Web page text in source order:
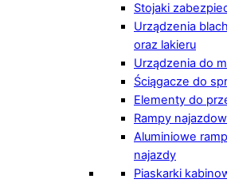
Stojaki
Urządzenia
oraz lakieru
Urządzenia do
Ściągacze do
Elementy do
Rampy
Aluminiowe
najazdy
Piaskarki